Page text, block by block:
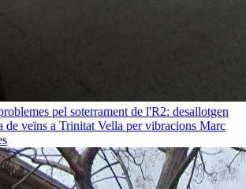
pel soterrament de l'R2: desallotgen
de veïns a Trinitat Vella per vibracions Marc